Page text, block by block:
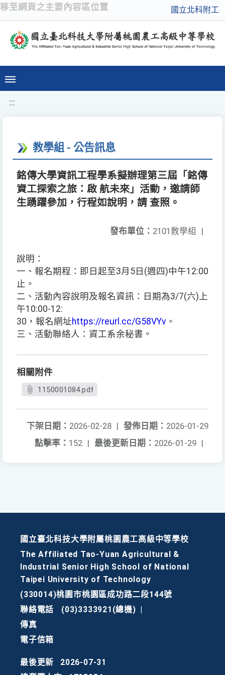
移至網頁之主要內容區位置 國立北科附工
:::
教學組 - 公告訊息
銘傳大學資訊工程學系擬辦理第三屆「銘傳
資工探索之旅：啟 航未來」活動，邀請師
生踴躍參加，行程如說明，請 查照。
發布單位： 2101教學組 |
說明：
一、報名期程：即日起至3月5日(週四)中午12:00
止。
二、活動內容說明及報名資訊：日期為3/7(六)上
午10:00-12:
30，報名網址https://reurl.cc/G58VYv 。
三、活動聯絡人：資工系余秘書。
相關附件
1150001084.pdf
發佈日期： 2026-01-29
下架日期： 2026-02-28 |
最後更新日期： 2026-01-29 |
點擊率： 152 |
國立臺北科技大學附屬桃園農工高級中等學校
The Affiliated Tao-Yuan Agricultural &
Industrial Senior High School of National
Taipei University of Technology
(330014)桃園市桃園區成功路二段144號
聯絡電話
(03)3333921(總機)
傳真
電子信箱
最後更新
2026-07-31